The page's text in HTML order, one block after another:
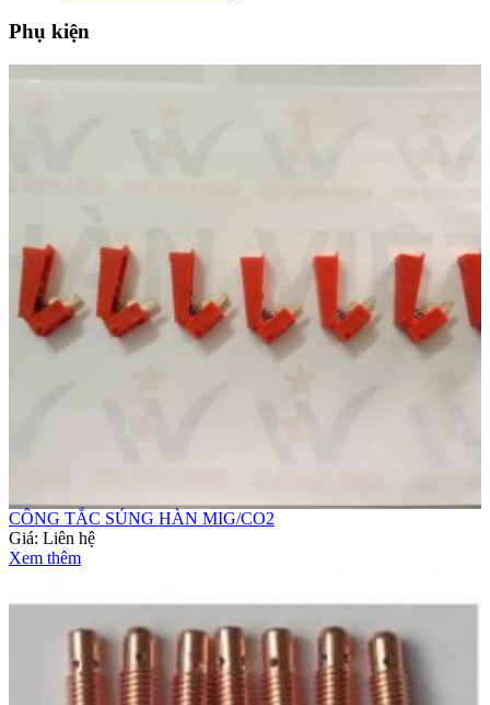
Phụ kiện
CÔNG TẮC SÚNG HÀN MIG/CO2
Giá: Liên hệ
Xem thêm